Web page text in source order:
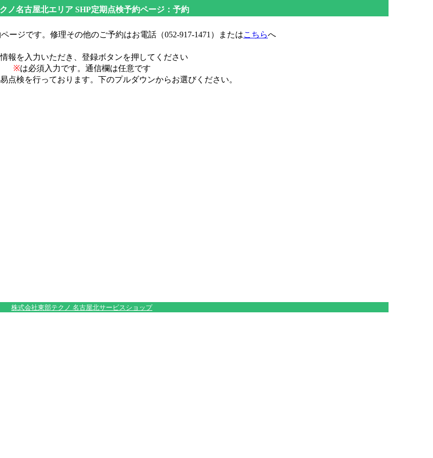
ノ名古屋北エリア SHP定期点検予約ページ：予約
ージです。修理その他のご予約はお電話（052-917-1471）またはこちらへ
報を入力いただき、登録ボタンを押してください
※は必須入力です。通信欄は任意です
点検を行っております。下のプルダウンからお選びください。
株式会社東部テクノ 名古屋北サービスショップ